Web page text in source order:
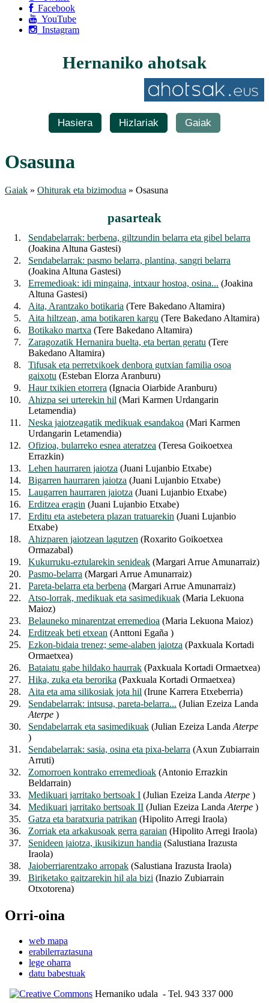
Facebook
YouTube
Instagram
Hernaniko ahotsak
Hasiera Hizlariak Gaiak
Osasuna
Gaiak » Ohiturak eta bizimodua » Osasuna
pasarteak
1.
Sendabelarrak: berbena, giltzundin belarra eta gibel belarra
(Joakina Altuna Gastesi)
2.
Sendabelarrak: pasmo belarra, plantina, sangri belarra
(Joakina Altuna Gastesi)
3.
Erremedioak: idi mingaina, intxaur hostoa, osina... (Joakina
Altuna Gastesi)
4.
Aita, Arantzako botikaria (Tere Bakedano Altamira)
5.
Aita hiltzean, ama botikaren kargu (Tere Bakedano Altamira)
6.
Botikako martxa (Tere Bakedano Altamira)
7.
Zaragozatik Hernanira buelta, eta bertan geratu (Tere
Bakedano Altamira)
8.
Tifusak eta perretxikoek denbora gutxian familia osoa
gaixotu (Esteban Elorza Aranburu)
9.
Haur txikien etorrera (Ignacia Oiarbide Aranburu)
10.
Ahizpa sei urterekin hil (Mari Karmen Urdangarin
Letamendia)
11.
Neska jaiotzeagatik medikuak esandakoa (Mari Karmen
Urdangarin Letamendia)
12.
Ofizioa, bularreko esnea ateratzea (Teresa Goikoetxea
Errazkin)
13.
Lehen haurraren jaiotza (Juani Lujanbio Etxabe)
14.
Bigarren haurraren jaiotza (Juani Lujanbio Etxabe)
15.
Laugarren haurraren jaiotza (Juani Lujanbio Etxabe)
16.
Erditzea eragin (Juani Lujanbio Etxabe)
17.
Erditu eta astebetera plazan tratuarekin (Juani Lujanbio
Etxabe)
18.
Ahizparen jaiotzean lagutzen (Roxarito Goikoetxea
Ormazabal)
19.
Kukurruku-eztularekin senideak (Margari Arrue Amunarraiz)
20.
Pasmo-belarra (Margari Arrue Amunarraiz)
21.
Pareta-belarra eta berbena (Margari Arrue Amunarraiz)
22.
Atso-lorrak, medikuak eta sasimedikuak (Maria Lekuona
Maioz)
23.
Belauneko minarentzat erremedioa (Maria Lekuona Maioz)
24.
Erditzeak beti etxean (Anttoni Egaña )
25.
Ezkon-bidaia trenez; seme-alaben jaiotza (Paxkuala Kortadi
Ormaetxea)
26.
Bataiatu gabe hildako haurrak (Paxkuala Kortadi Ormaetxea)
27.
Hika, zuka eta berorika (Paxkuala Kortadi Ormaetxea)
28.
Aita eta ama silikosiak jota hil (Irune Karrera Etxeberria)
29.
Sendabelarrak: intsusa, pareta-belarra... (Julian Ezeiza Landa
Aterpe )
30.
Sendabelarrak eta sasimedikuak (Julian Ezeiza Landa Aterpe
)
31.
Sendabelarrak: sasia, osina eta pixa-belarra (Axun Zubiarrain
Arruti)
32.
Zomorroen kontrako erremedioak (Antonio Errazkin
Beldarrain)
33.
Medikuari jarritako bertsoak I (Julian Ezeiza Landa Aterpe )
34.
Medikuari jarritako bertsoak II (Julian Ezeiza Landa Aterpe )
35.
Gatza eta baratxuria patrikan (Hipolito Arregi Iraola)
36.
Zorriak eta arkakusoak gerra garaian (Hipolito Arregi Iraola)
37.
Senideen jaiotza, ikusikizun handia (Salustiana Irazusta
Iraola)
38.
Jaioberriarentzako arropak (Salustiana Irazusta Iraola)
39.
Biriketako gaitzarekin hil ala bizi (Inazio Zubiarrain
Otxotorena)
Orri-oina
web mapa
erabilerraztasuna
lege oharra
datu babestuak
Hernaniko udala - Tel. 943 337 000